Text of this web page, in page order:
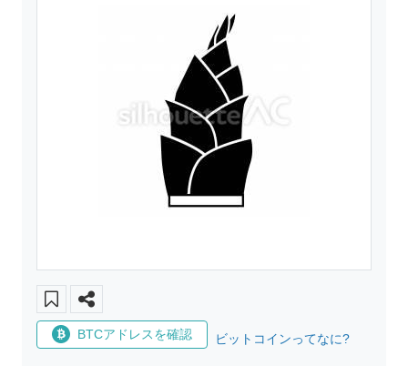
BTCアドレスを確認 ビットコインってなに?